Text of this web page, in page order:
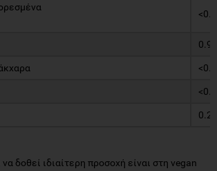
0.9
δοθεί ιδιαίτερη προσοχή είναι στη vegan